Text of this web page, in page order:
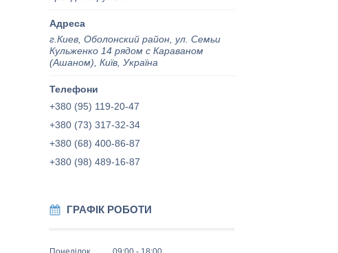
г.Киев, Оболонский район, ул. Семьи
Кульженко 14 рядом с Караваном
(Ашаном), Київ, Україна
+380 (95) 119-20-47
+380 (73) 317-32-34
+380 (68) 400-86-87
+380 (98) 489-16-87
ГРАФІК РОБОТИ